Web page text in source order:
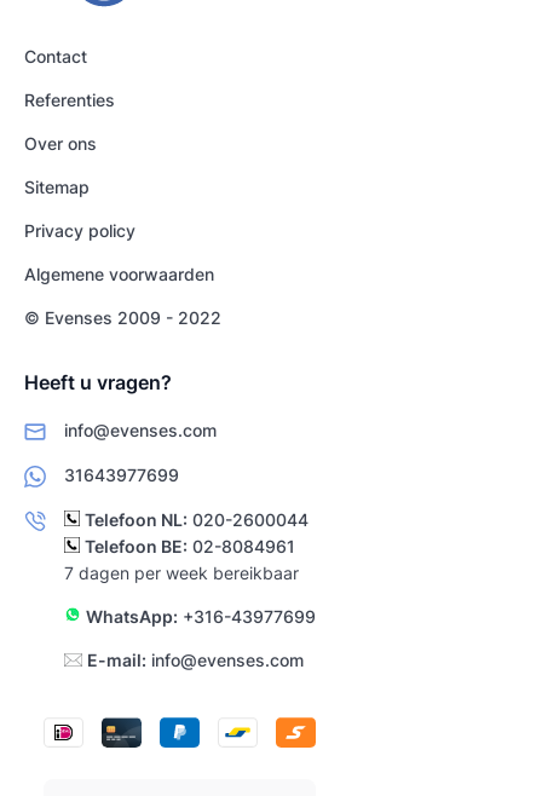
Contact
Referenties
Over ons
Sitemap
Privacy policy
Algemene voorwaarden
© Evenses 2009 - 2022
Heeft u vragen?
info@evenses.com
31643977699
Telefoon NL: 020-2600044
Telefoon BE: 02-8084961
7 dagen per week bereikbaar
WhatsApp: +316-43977699
E-mail: info@evenses.com